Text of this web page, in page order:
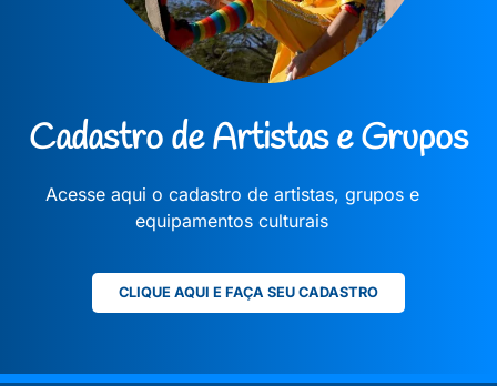
Cadastro de Artistas e Grupos
Acesse aqui o cadastro de artistas, grupos e
equipamentos culturais
CLIQUE AQUI E FAÇA SEU CADASTRO